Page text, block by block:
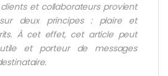
et collaborateurs provient
deux principes : plaire et
À cet effet, cet article peut
et porteur de messages
.